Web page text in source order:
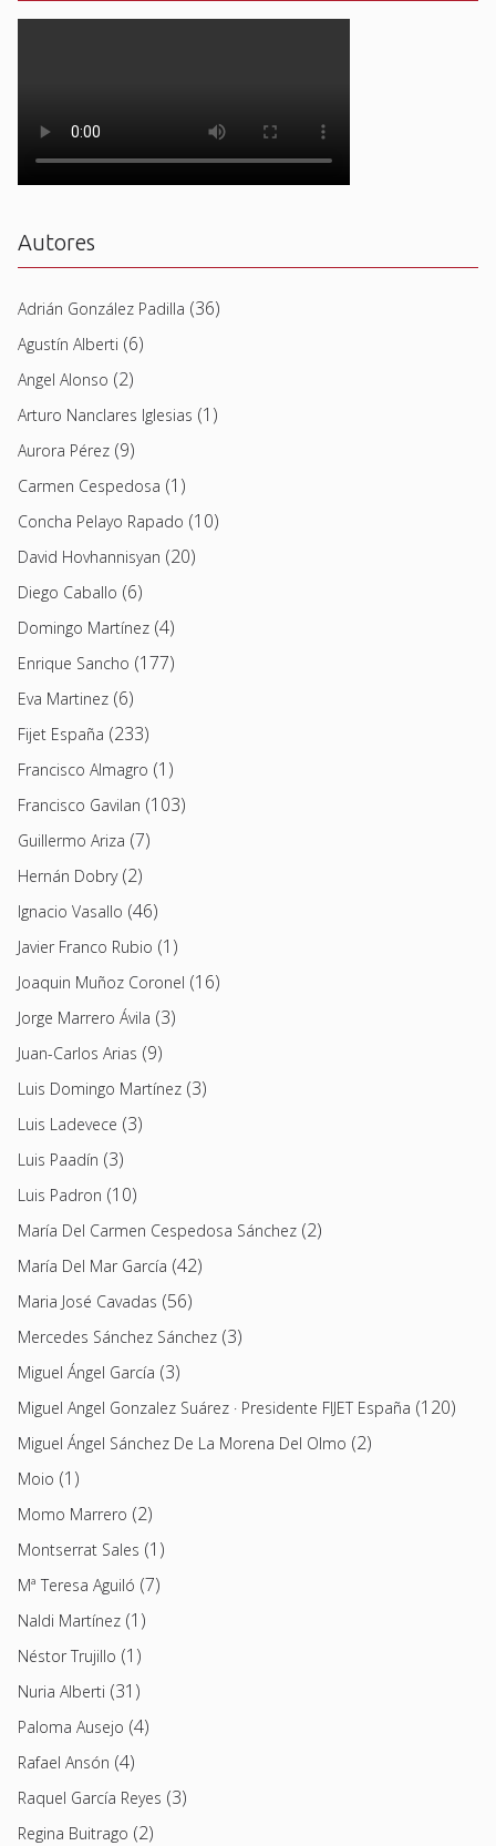
Autores
Adrián González Padilla (36)
Agustín Alberti (6)
Angel Alonso (2)
Arturo Nanclares Iglesias (1)
Aurora Pérez (9)
Carmen Cespedosa (1)
Concha Pelayo Rapado (10)
David Hovhannisyan (20)
Diego Caballo (6)
Domingo Martínez (4)
Enrique Sancho (177)
Eva Martinez (6)
Fijet España (233)
Francisco Almagro (1)
Francisco Gavilan (103)
Guillermo Ariza (7)
Hernán Dobry(2)
Ignacio Vasallo (46)
Javier Franco Rubio (1)
Joaquin Muñoz Coronel (16)
Jorge Marrero Ávila (3)
Juan-Carlos Arias (9)
Luis Domingo Martínez (3)
Luis Ladevece (3)
Luis Paadín (3)
Luis Padron (10)
María Del Carmen Cespedosa Sánchez (2)
María Del Mar García (42)
Maria José Cavadas (56)
Mercedes Sánchez Sánchez (3)
Miguel Ángel García (3)
Miguel Angel Gonzalez Suárez · Presidente FIJET España (120)
Miguel Ángel Sánchez De La Morena Del Olmo (2)
Moio (1)
Momo Marrero (2)
Montserrat Sales (1)
Mª Teresa Aguiló (7)
Naldi Martínez (1)
Néstor Trujillo (1)
Nuria Alberti (31)
Paloma Ausejo (4)
Rafael Ansón (4)
Raquel García Reyes (3)
Regina Buitrago (2)